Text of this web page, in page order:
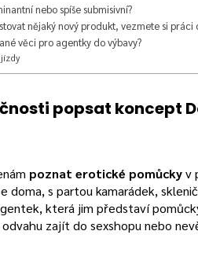
nebo spíše submisivní?
nějaký nový produkt, vezmete si práci
věci pro agentky do výbavy?
popsat koncept
poznat erotické pomůckyv
doma, s partou kamarádek,
která jim představí
zajít do sexshopu nebo